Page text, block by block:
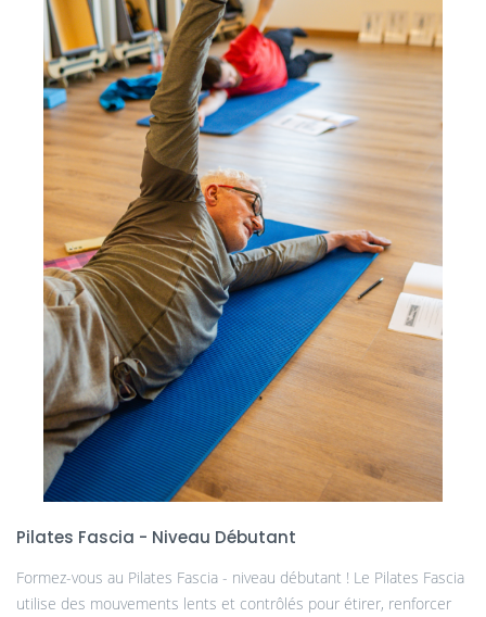
Pilates Fascia - Niveau Débutant
Formez-vous au Pilates Fascia - niveau débutant ! Le Pilates Fascia
utilise des mouvements lents et contrôlés pour étirer, renforcer